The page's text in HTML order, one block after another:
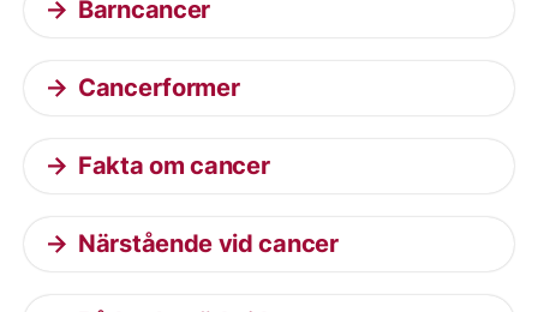
Barncancer
Cancerformer
Fakta om cancer
Närstående vid cancer